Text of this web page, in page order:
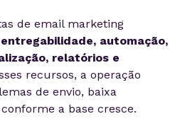
de email marketing
automação,
relatórios e
recursos, a operação
de envio, baixa
a base cresce.